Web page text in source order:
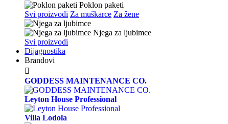
Poklon paketi
Svi proizvodi Za muškarce Za žene
Njega za ljubimce
Svi proizvodi
Dijagnostika
Brandovi

GODDESS MAINTENANCE CO.
Leyton House Professional
Villa Lodola